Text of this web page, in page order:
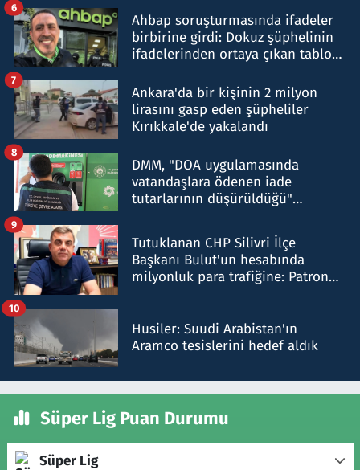
Ahbap soruşturmasında ifadeler
birbirine girdi: Dokuz şüphelinin
ifadelerinden ortaya çıkan tablo
6
Ankara'da bir kişinin 2 milyon
lirasını gasp eden şüpheliler
Kırıkkale'de yakalandı
7
DMM, "DOA uygulamasında
vatandaşlara ödenen iade
tutarlarının düşürüldüğü"
8
Tutuklanan CHP Silivri İlçe
Başkanı Bulut'un hesabında
milyonluk para trafiğine: Patron
9
Husiler: Suudi Arabistan'ın
Aramco tesislerini hedef aldık
10
Süper Lig Puan Durumu
Süper Lig